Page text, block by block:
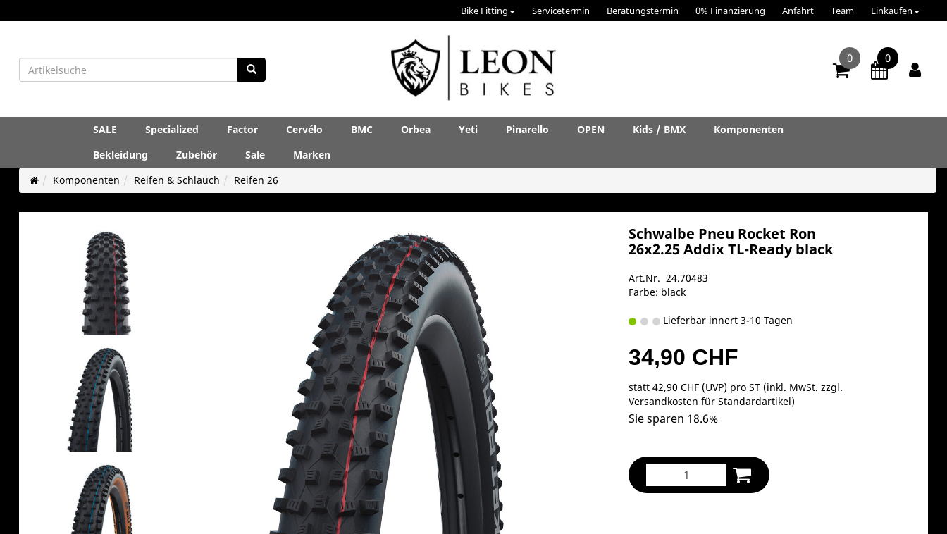
Bike Fitting Servicetermin Beratungstermin 0% Finanzierung Anfahrt Team Einkaufen
0 0
SALE Specialized Factor Cervélo BMC Orbea Yeti Pinarello OPEN Kids / BMX
Komponenten
Bekleidung
Zubehör Sale
Marken
Komponenten
Reifen & Schlauch Reifen 26
Schwalbe Pneu Rocket Ron
26x2.25 Addix TL-Ready black
Art.Nr. 24.70483
Farbe: black
Lieferbar innert 3-10 Tagen
34,90 CHF
statt42,90 CHF (UVP) pro ST (inkl. MwSt. zzgl.
Versandkosten für Standardartikel)
Sie sparen 18.6%